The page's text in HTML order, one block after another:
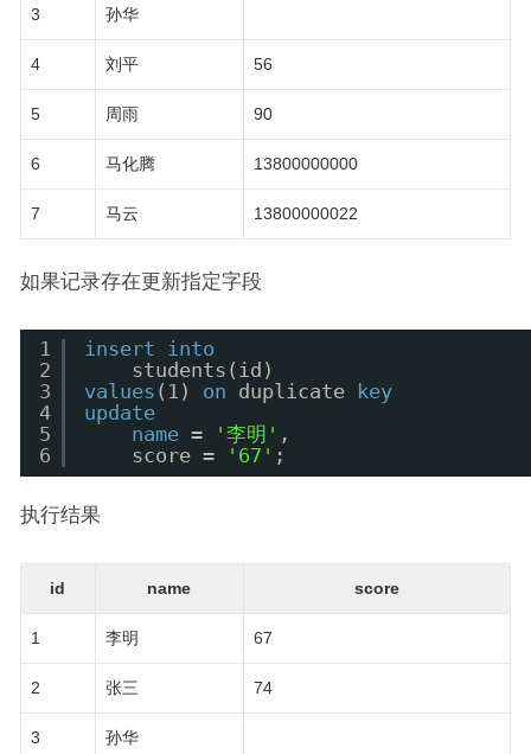
3 孙华
4 刘平 56
5 周雨 90
6 马化腾 13800000000
7 马云 13800000022
如果记录存在更新指定字段
1
2
3
4
5
6
insert
into
students(id)
values (1) on duplicate
key
update
name = '李明' ,
score =
'67' ;
执行结果
id name score
1 李明 67
2 张三 74
3 孙华